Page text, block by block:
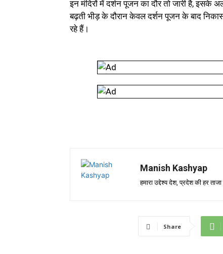
इन मंदिरों में दर्शन पूजन का दौर तो जारी है, इसके
बढ़ती भीड़ के दौरान केवल दर्शन पूजन के बाद
रहे हैं।
Manish Kashyap
हमारा उद्देश्य देश, प्रदेश की हर
Share